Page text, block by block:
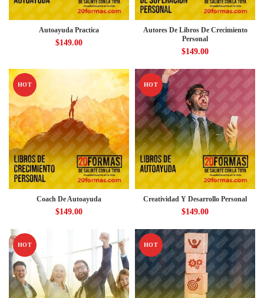
Autoayuda Practica
$149.00
Autores De Libros De Crecimiento
Personal
$149.00
HOT
Coach De Autoayuda
$149.00
HOT
Creatividad Y Desarrollo Personal
$149.00
HOT HOT